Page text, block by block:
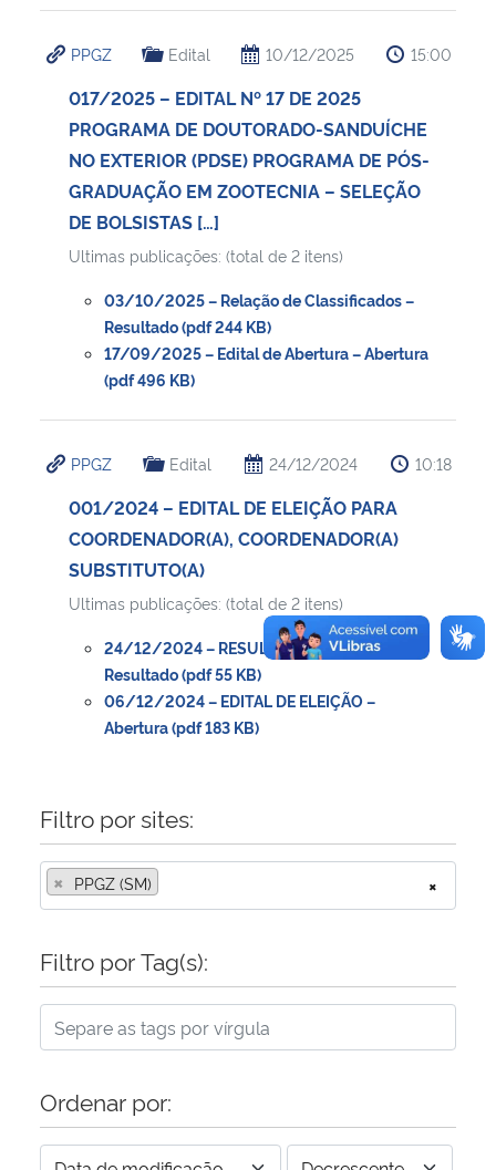
PPGZ Edital 10/12/2025 15:00
017/2025 – EDITAL Nº 17 DE 2025
PROGRAMA DE DOUTORADO-SANDUÍCHE
NO EXTERIOR (PDSE) PROGRAMA DE PÓS-
GRADUAÇÃO EM ZOOTECNIA – SELEÇÃO
DE BOLSISTAS […]
Ultimas publicações: (total de 2 itens)
03/10/2025 – Relação de Classificados –
Resultado (pdf 244 KB)
17/09/2025 – Edital de Abertura – Abertura
(pdf 496 KB)
PPGZ Edital 24/12/2024 10:18
001/2024 – EDITAL DE ELEIÇÃO PARA
COORDENADOR(A), COORDENADOR(A)
SUBSTITUTO(A)
Ultimas publicações: (total de 2 itens)
24/12/2024 – RESULTADO DA ELEIÇÃO –
Resultado (pdf 55 KB)
06/12/2024 – EDITAL DE ELEIÇÃO –
Abertura (pdf 183 KB)
Filtro por sites:
×
× PPGZ (SM)
Filtro por Tag(s):
Ordenar por: